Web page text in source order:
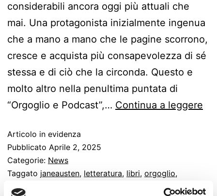
considerabili ancora oggi più attuali che
mai. Una protagonista inizialmente ingenua
che a mano a mano che le pagine scorrono,
cresce e acquista più consapevolezza di sé
stessa e di ciò che la circonda. Questo e
molto altro nella penultima puntata di
“Orgoglio e Podcast”,… Continua a leggere
Articolo in evidenza
Pubblicato Aprile 2, 2025
Categorie: News
Taggato janeausten, letteratura, libri, orgoglio,
pregiudizio